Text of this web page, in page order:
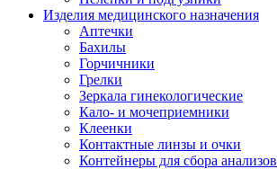
Изделия медицинского назначения
Аптечки
Бахилы
Горчичники
Грелки
Зеркала гинекологические
Кало- и мочеприемники
Клеенки
Контактные линзы и очки
Контейнеры для сбора анализов